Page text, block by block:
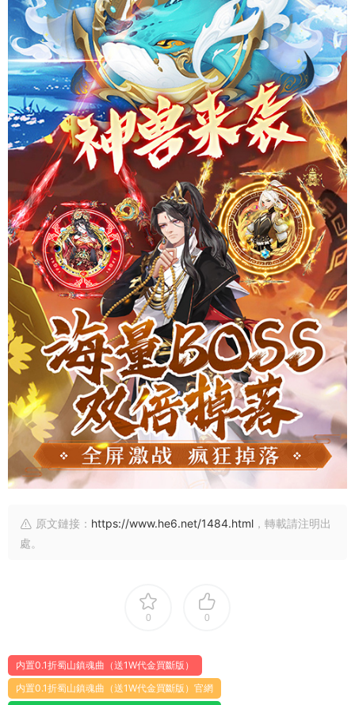
原文鏈接： https://www.he6.net/1484.html ，轉載請注明出
處。
0 0
内置0.1折蜀山鎮魂曲（送1W代金買斷版）
内置0.1折蜀山鎮魂曲（送1W代金買斷版）官網